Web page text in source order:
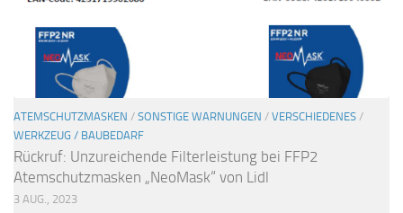
ATEMSCHUTZMASKEN / SONSTIGE WARNUNGEN / VERSCHIEDENES /
WERKZEUG / BAUBEDARF
Rückruf: Unzureichende Filterleistung bei FFP2
Atemschutzmasken „NeoMask“ von Lidl
3 AUG., 2023